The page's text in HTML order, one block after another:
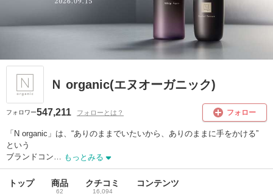
Ｎ organic(エヌオーガニック)
フォロワー547,211 フォローとは？ フォロー
「N organic」は、“ありのままでいたいから、ありのままに手をかける”
という
ブランドコン… もっとみる
トップ 商品
62
クチコミ
16,094
コンテンツ